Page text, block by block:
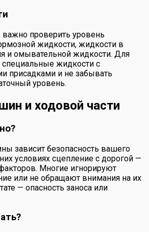
проверить уровень
жидкости, жидкости в
и омывательной жидкости. Для
жидкости с
присадками и не забывать
уровень.
и ходовой части
зависит безопасность вашего
условиях сцепление с дорогой —
Многие игнорируют
или не обращают внимания на их
— опасность заноса или